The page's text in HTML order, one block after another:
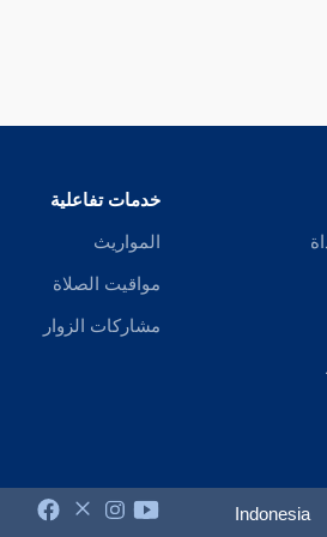
خدمات تفاعلية
المواريث
مواقيت الصلاة
مشاركات الزوار
Indonesia